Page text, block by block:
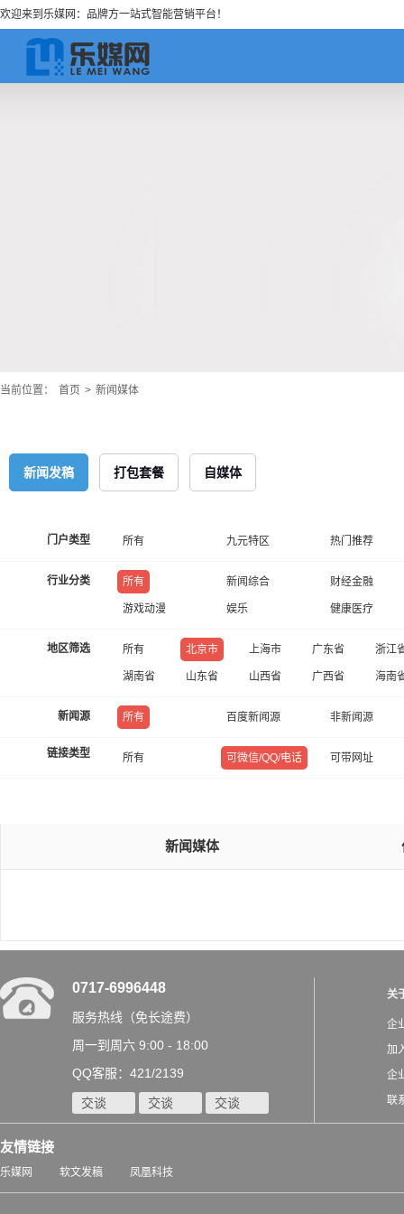
欢迎来到乐媒网：品牌方一站式智能营销平台！
当前位置： 首页 > 新闻媒体
新闻发稿 打包套餐 自媒体
门户类型 所有 九元特区 热门推荐
行业分类 所有 新闻综合 财经金融
游戏动漫 娱乐 健康医疗
地区筛选 所有 北京市 上海市 广东省 浙江
湖南省 山东省 山西省 广西省 海南
新闻源 所有 百度新闻源 非新闻源
链接类型 所有 可微信/QQ/电话 可带网址
新闻媒体
0717-6996448
服务热线（免长途费）
周一到周六 9:00 - 18:00
QQ客服：421/2139
交谈 交谈 交谈
关
企
加
企
联
友情链接
乐媒网 软文发稿 凤凰科技